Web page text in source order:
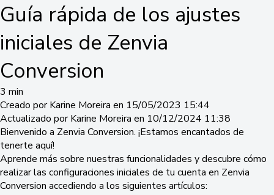
Guía rápida de los ajustes
iniciales de Zenvia
Conversion
3 min
Creado por Karine Moreira en 15/05/2023 15:44
Actualizado por Karine Moreira en 10/12/2024 11:38
Bienvenido a Zenvia Conversion. ¡Estamos encantados de
tenerte aquí!
Aprende más sobre nuestras funcionalidades y descubre cómo
realizar las configuraciones iniciales de tu cuenta en Zenvia
Conversion accediendo a los siguientes artículos: